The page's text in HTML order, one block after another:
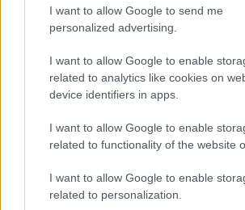
I want to allow Google to send me
personalized advertising.
I want to allow Google to enable
related to analytics like cookies on
device identifiers in apps.
I want to allow Google to enable
related to functionality of the website
I want to allow Google to enable
related to personalization.
en una campaña global de robo de
Diego Martín · 8 Ago 2026